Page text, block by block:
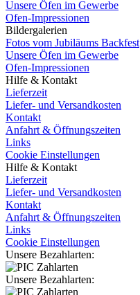
Unsere Öfen im Gewerbe
Ofen-Impressionen
Bildergalerien
Fotos vom Jubiläums Backfest
Unsere Öfen im Gewerbe
Ofen-Impressionen
Hilfe & Kontakt
Lieferzeit
Liefer- und Versandkosten
Kontakt
Anfahrt & Öffnungszeiten
Links
Cookie Einstellungen
Hilfe & Kontakt
Lieferzeit
Liefer- und Versandkosten
Kontakt
Anfahrt & Öffnungszeiten
Links
Cookie Einstellungen
Unsere Bezahlarten:
Unsere Bezahlarten: